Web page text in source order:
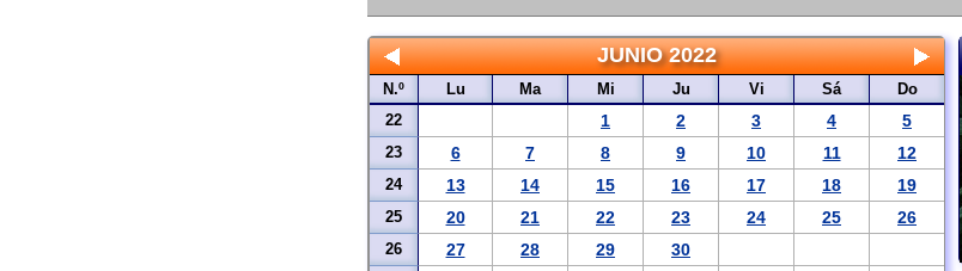
JUNIO 2022
N.º Lu Ma Mi Ju Vi Sá
Do
22
1 2 3 4 5
23 6 7 8 9 10 11 12
24 13 14 15 16 17 18 19
25 20 21 22 23 24 25 26
26 27 28 29 30